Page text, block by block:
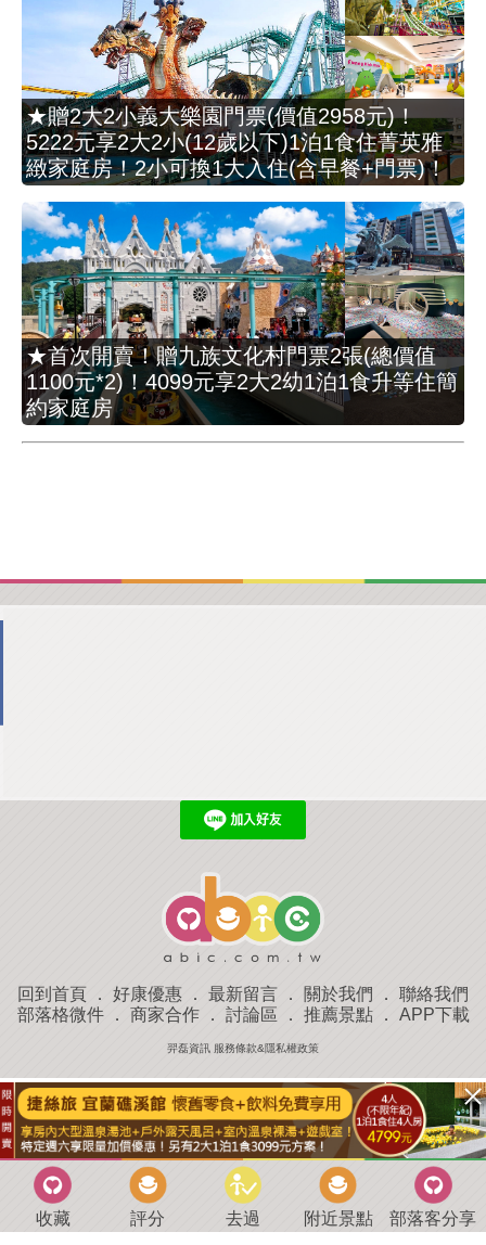
★贈2大2小義大樂園門票(價值2958元)！
5222元享2大2小(12歲以下)1泊1食住菁英雅
緻家庭房！2小可換1大入住(含早餐+門票)！
★首次開賣！贈九族文化村門票2張(總價值
1100元*2)！4099元享2大2幼1泊1食升等住簡
約家庭房
回到首頁 ． 好康優惠 ． 最新留言 ． 關於我們 ． 聯絡我們
部落格微件． 商家合作． 討論區 ． 推薦景點． APP下載
羿磊資訊 服務條款&隱私權政策
收藏 評分 去過 附近景點 部落客分享